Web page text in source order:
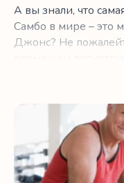
А вы знали, что
Самбо в мире – это
Джонс? Не
Почему важно быть